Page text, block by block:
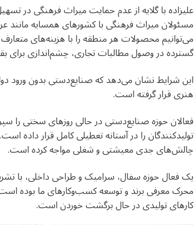
علیزاده با گلایه از عدم حمایت میراث فرهنگی در
مسئولان میراث فرهنگی با کشورهای همسایه مانند
می‌توانیم محصولات هر منطقه را با هزینه‌های
گسترده در وصول مطالبات تجاری، چشم‌اندازی برای
این شرایط نشان می‌دهد که صنایع‌دستی بدون ورود
هنری قرار گرفته است.
فعالان حوزه صنایع‌دستی در حالی روزهای سختی را
تولیدکنندگان را در آستانه تعطیلی کامل قرار داده
چالش‌های جدی معیشتی و شغلی مواجه کرده است.
یک فعال حوزه سفال، سرامیک و طراحی داخلی، با
محرک معرفی برند و توسعه کسب‌وکارهای ما بوده
کارهای تولیدی در حال برگشت خوردن است.